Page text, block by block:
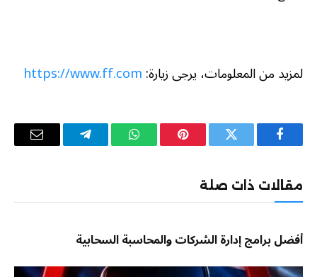
لمزيد من المعلومات، يرجى زيارة:https://www.ff.com
فيسبوك تويتر بينتيريستواتساب تيلقرام
البريد
مقالات ذات صلة
أفضل برامج إدارة الشركات والمحاسبة السحابية